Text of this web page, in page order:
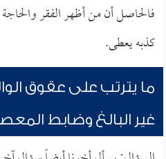
فالحاصل أن من أظهر الفقر
كذبه يعطى.
ما يترتب على عقوق
غير البالغ وضابط